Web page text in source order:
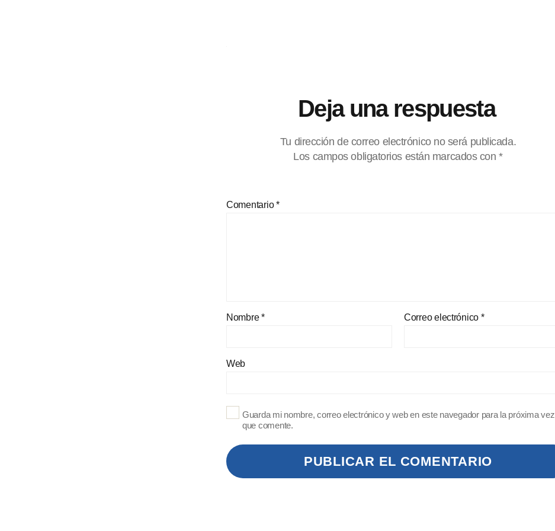
Deja una respuesta
Tu dirección de correo electrónico no será publicada.
Los campos obligatorios están marcados con*
Comentario*
Nombre* Correo electrónico *
Web
Guarda mi nombre, correo electrónico y web en este navegador para la próxima vez
que comente.